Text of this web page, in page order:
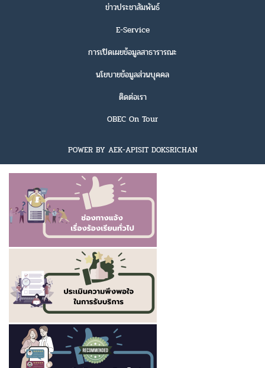
ข่าวประชาสัมพันธ์
E-Service
การเปิดเผยข้อมูลสาธารารณะ
นโยบายข้อมูลส่วนบุคคล
ติดต่อเรา
OBEC On Tour
POWER BY AEK-APISIT DOKSRICHAN